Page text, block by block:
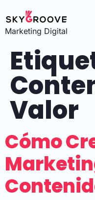
Marketing Digital
Valor
Cómo